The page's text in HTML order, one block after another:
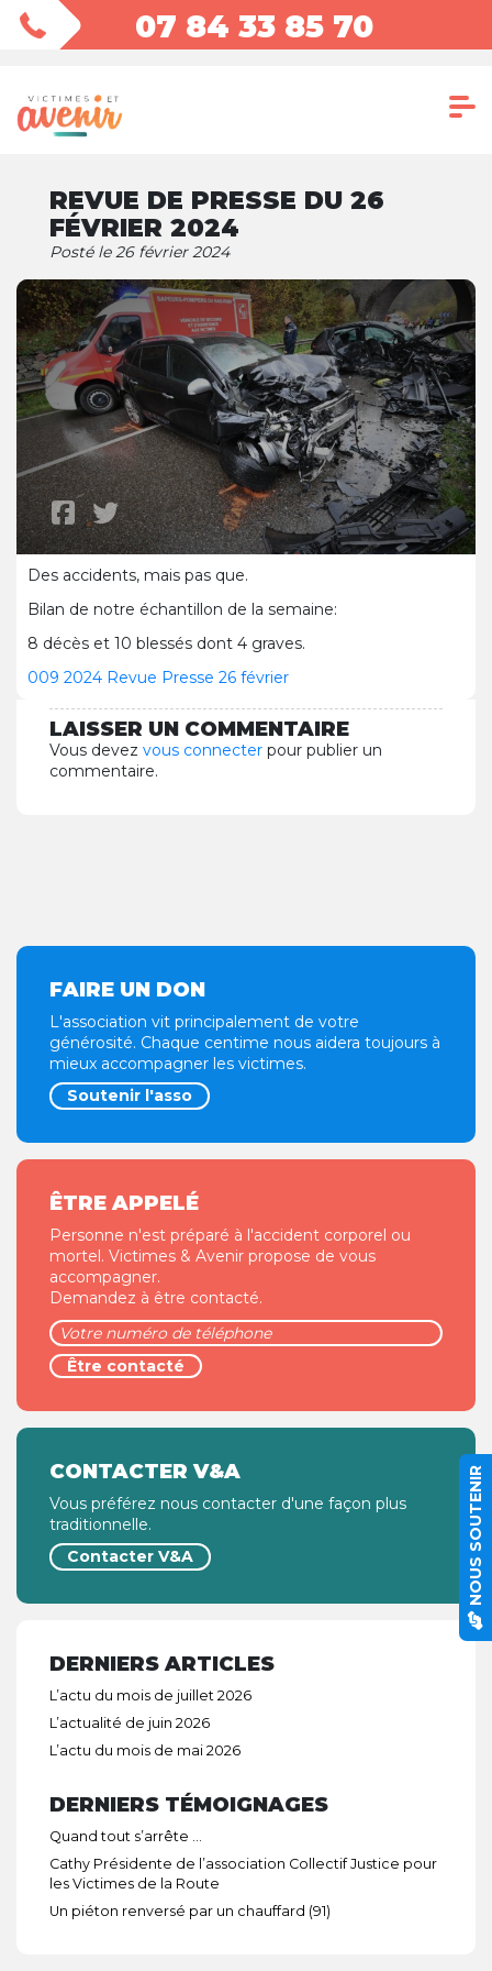
07 84 33 85 70
REVUE DE PRESSE DU 26
FÉVRIER 2024
Posté le 26 février 2024
Des accidents, mais pas que.
Bilan de notre échantillon de la semaine:
8 décès et 10 blessés dont 4 graves.
009 2024 Revue Presse 26 février
LAISSER UN COMMENTAIRE
Vous devez vous connecter pour publier un
commentaire.
FAIRE UN DON
L'association vit principalement de votre
générosité. Chaque centime nous aidera toujours à
mieux accompagner les victimes.
Soutenir l'asso
ÊTRE APPELÉ
Personne n'est préparé à l'accident corporel ou
mortel. Victimes & Avenir propose de vous
accompagner.
Demandez à être contacté.
CONTACTER V&A
Vous préférez nous contacter d'une façon plus
traditionnelle.
Contacter V&A
DERNIERS ARTICLES
L’actu du mois de juillet 2026
L’actualité de juin 2026
L’actu du mois de mai 2026
DERNIERS TÉMOIGNAGES
Quand tout s’arrête …
Cathy Présidente de l’association Collectif Justice pour
les Victimes de la Route
Un piéton renversé par un chauffard (91)
NOUS SOUTENIR